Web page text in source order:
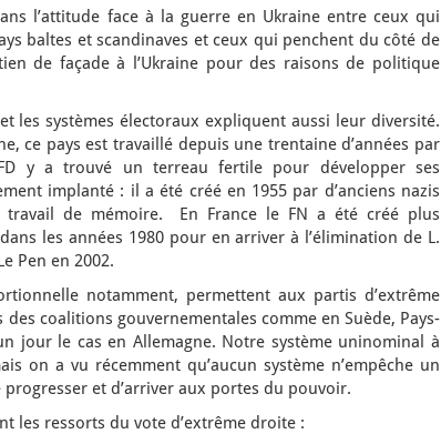
l’attitude face à la guerre en Ukraine entre ceux qui
baltes et scandinaves et ceux qui penchent du côté de
de façade à l’Ukraine pour des raisons de politique
les systèmes électoraux expliquent aussi leur diversité.
ce pays est travaillé depuis une trentaine d’années par
y a trouvé un terreau fertile pour développer ses
implanté : il a été créé en 1955 par d’anciens nazis
de mémoire. En France le FN a été créé plus
les années 1980 pour en arriver à l’élimination de L.
Pen en 2002.
notamment, permettent aux partis d’extrême
coalitions gouvernementales comme en Suède, Pays-
jour le cas en Allemagne. Notre système uninominal à
on a vu récemment qu’aucun système n’empêche un
et d’arriver aux portes du pouvoir.
les ressorts du vote d’extrême droite :